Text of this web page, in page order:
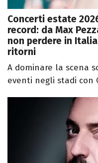
Concerti estate
record: da Max
non perdere in
ritorni
A dominare la scena
eventi negli stadi con